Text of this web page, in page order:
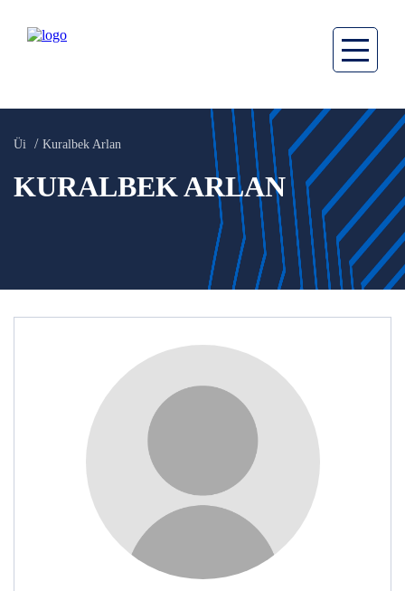
Üi Kuralbek Arlan
KURALBEK ARLAN